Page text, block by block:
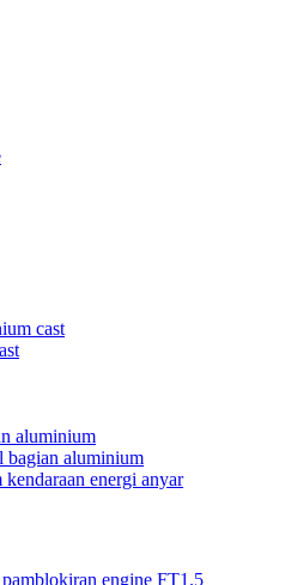
cast
aluminium
bagian aluminium
energi anyar